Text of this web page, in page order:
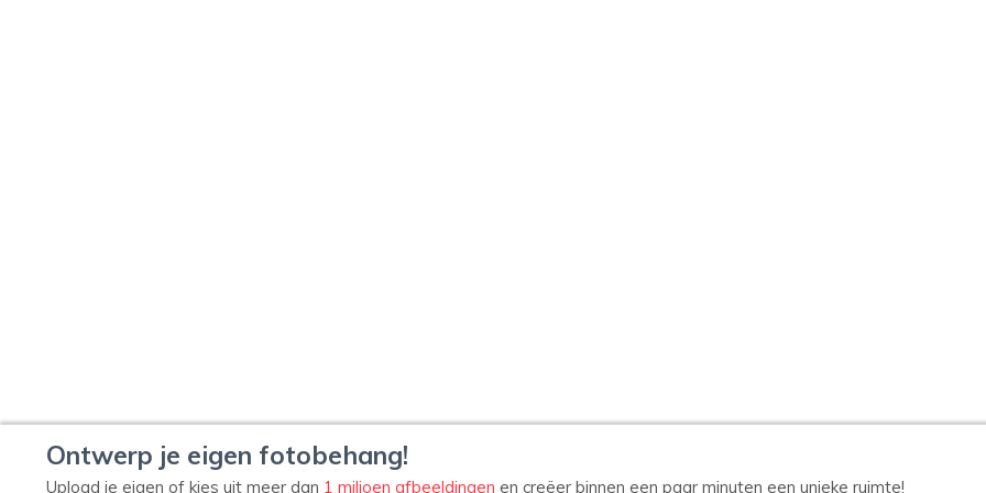
Ontwerp je eigen fotobehang!
Upload je eigen of kies uit meer dan 1 miljoen afbeeldingen en creëer binnen een paar minuten een unieke ruimte!